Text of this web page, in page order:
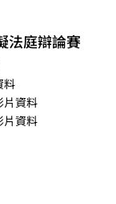
法庭辯論賽
料
片資料
片資料